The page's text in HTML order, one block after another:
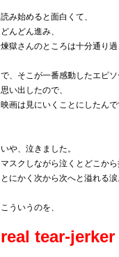
読み始めると面白くて、
どんどん進み、
煉獄さんのところは十分通り過
で、そこが一番感動したエピ
思い出したので、
映画は見にいくことにしたんで
いや、泣きました。
マスクしながら泣くとどこから
とにかく次から次へと溢れる涙
こういうのを、
real tear-jerker